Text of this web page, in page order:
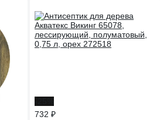
732 ₽